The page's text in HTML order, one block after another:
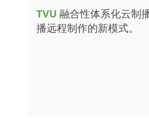
TVU融合性体系化云制
播远程制作的新模式。